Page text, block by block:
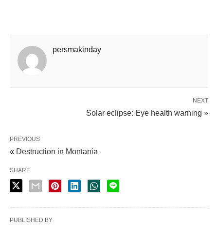
persmakinday
NEXT
Solar eclipse: Eye health warning »
PREVIOUS
« Destruction in Montania
SHARE
PUBLISHED BY